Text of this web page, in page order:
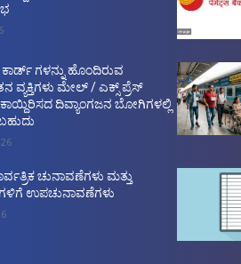
ಗಳನ್ನು ಹೊಂದಿರುವ
ವ್ಯಕ್ತಿಗಳು ಮೇಲ್ / ಎಕ್ಸ್ ಪ್ರೆಸ್
ಕಾಯ್ದಿರಿಸದ ದಿವ್ಯಾಂಗಜನ ಬೋಗಿಗಳಲ್ಲಿ
ಚುನಾವಣೆಗಳು ಮತ್ತು
ಉಪಚುನಾವಣೆಗಳು